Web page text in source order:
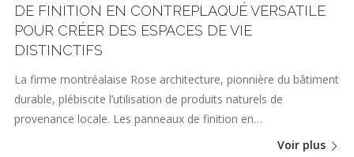
DE FINITION EN CONTREPLAQUÉ VERSATILE
POUR CRÉER DES ESPACES DE VIE
DISTINCTIFS
La firme montréalaise Rose architecture, pionnière du bâtiment
durable, plébiscite l’utilisation de produits naturels de
provenance locale. Les panneaux de finition en…
Voir plus